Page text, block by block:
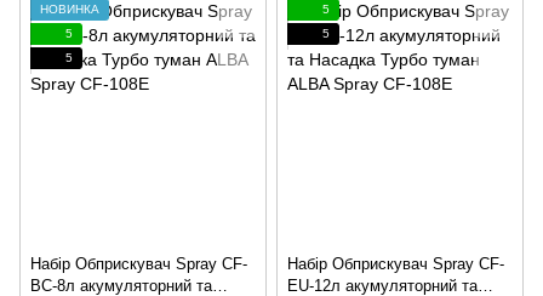
НОВИНКА
5
5
Набір Обприскувач Spray CF-
BC-8л акумуляторний та
5
5
Набір Обприскувач Spray CF-
EU-12л акумуляторний та